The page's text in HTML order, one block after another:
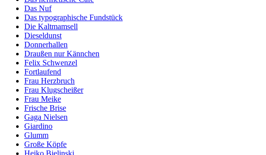
Das Nuf
Das typographische Fundstück
Die Kaltmamsell
Dieseldunst
Donnerhallen
Draußen nur Kännchen
Felix Schwenzel
Fortlaufend
Frau Herzbruch
Frau Klugscheißer
Frau Meike
Frische Brise
Gaga Nielsen
Giardino
Glumm
Große Köpfe
Heiko Bielinski